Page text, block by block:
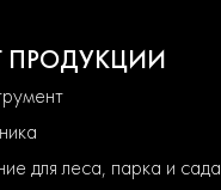
ПРОДУКЦИИ
для леса, парка и сада